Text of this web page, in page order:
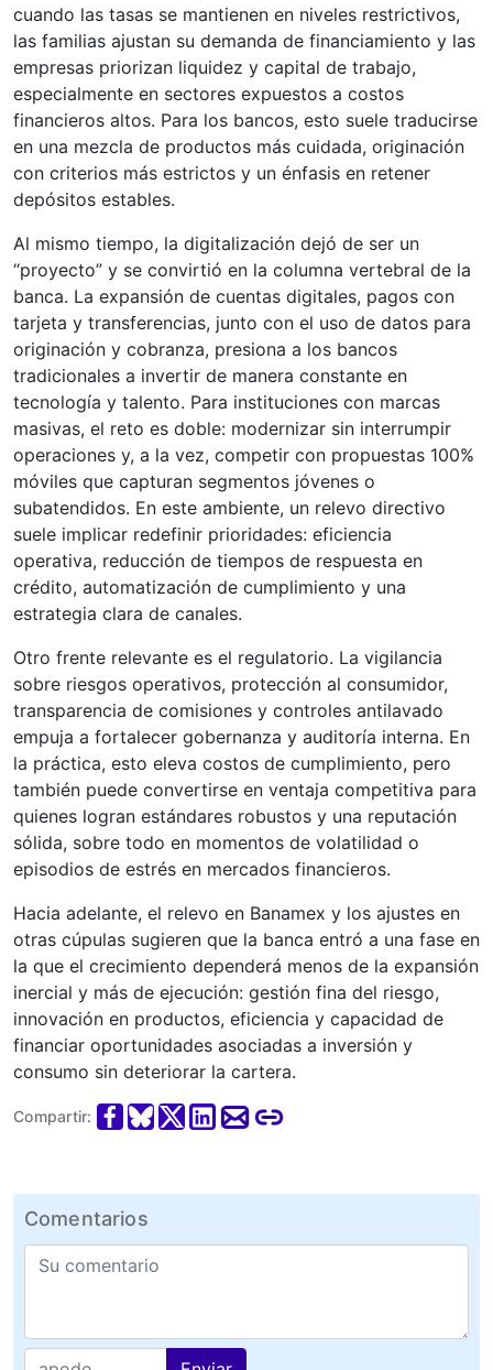
cuando las tasas se mantienen en niveles restrictivos,
las familias ajustan su demanda de financiamiento y las
empresas priorizan liquidez y capital de trabajo,
especialmente en sectores expuestos a costos
financieros altos. Para los bancos, esto suele traducirse
en una mezcla de productos más cuidada, originación
con criterios más estrictos y un énfasis en retener
depósitos estables.
Al mismo tiempo, la digitalización dejó de ser un
“proyecto” y se convirtió en la columna vertebral de la
banca. La expansión de cuentas digitales, pagos con
tarjeta y transferencias, junto con el uso de datos para
originación y cobranza, presiona a los bancos
tradicionales a invertir de manera constante en
tecnología y talento. Para instituciones con marcas
masivas, el reto es doble: modernizar sin interrumpir
operaciones y, a la vez, competir con propuestas 100%
móviles que capturan segmentos jóvenes o
subatendidos. En este ambiente, un relevo directivo
suele implicar redefinir prioridades: eficiencia
operativa, reducción de tiempos de respuesta en
crédito, automatización de cumplimiento y una
estrategia clara de canales.
Otro frente relevante es el regulatorio. La vigilancia
sobre riesgos operativos, protección al consumidor,
transparencia de comisiones y controles antilavado
empuja a fortalecer gobernanza y auditoría interna. En
la práctica, esto eleva costos de cumplimiento, pero
también puede convertirse en ventaja competitiva para
quienes logran estándares robustos y una reputación
sólida, sobre todo en momentos de volatilidad o
episodios de estrés en mercados financieros.
Hacia adelante, el relevo en Banamex y los ajustes en
otras cúpulas sugieren que la banca entró a una fase en
la que el crecimiento dependerá menos de la expansión
inercial y más de ejecución: gestión fina del riesgo,
innovación en productos, eficiencia y capacidad de
financiar oportunidades asociadas a inversión y
consumo sin deteriorar la cartera.
Compartir:
Comentarios